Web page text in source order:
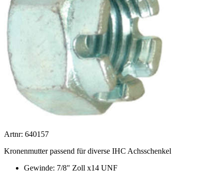
Artnr: 640157
Kronenmutter passend für diverse IHC Achsschenkel
Gewinde: 7/8" Zoll x14 UNF